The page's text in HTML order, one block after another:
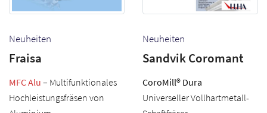
Neuheiten
Fraisa
MFC Alu – Multifunktionales
Hochleistungsfräsen von
Neuheiten
Sandvik Coromant
CoroMill® Dura
Universeller Vollhartmetall-